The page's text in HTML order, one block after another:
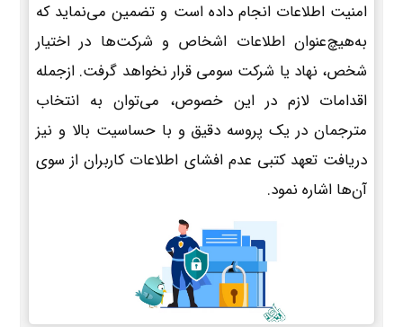
امنیت اطلاعات انجام داده است و تضمین می‌نماید که
به‌هیچ‌عنوان اطلاعات اشخاص و شرکت‌ها در اختیار
شخص، نهاد یا شرکت سومی قرار نخواهد گرفت. ازجمله
اقدامات لازم در این خصوص، می‌توان به انتخاب
مترجمان در یک پروسه دقیق و با حساسیت بالا و نیز
دریافت تعهد کتبی عدم افشای اطلاعات کاربران از سوی
آن‌ها اشاره نمود.